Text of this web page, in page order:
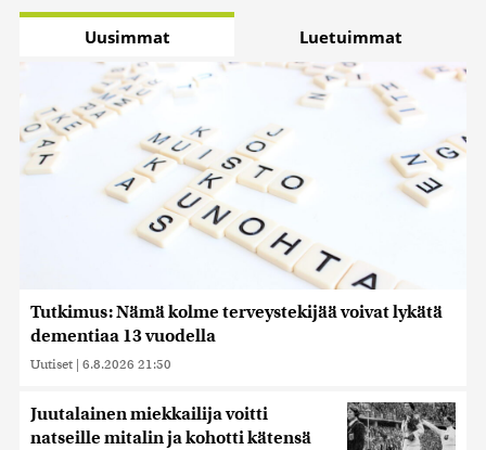
Uusimmat Luetuimmat
Tutkimus: Nämä kolme terveystekijää voivat lykätä
dementiaa 13 vuodella
Uutiset | 6.8.2026 21:50
Juutalainen miekkailija voitti
natseille mitalin ja kohotti kätensä